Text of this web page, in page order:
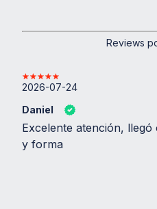
necesidades
grumos.
Versátil:Ideal para
recetas fitness.
Apto para quienes
rendimiento físico y
Reviews
2026-07-24
Daniel
Excelente atención, llegó
y forma